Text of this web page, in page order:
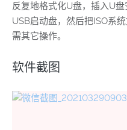
反复地格式化U盘，插入U
USB启动盘，然后把ISO系
需其它操作。
软件截图